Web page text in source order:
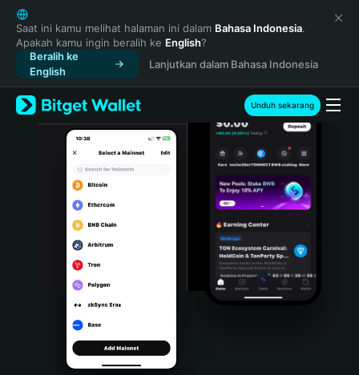
English
日本語
Tiếng Việt
Русский
Español (Latinoamérica)
Türkçe
Italiano
Português (Portugal)
Bahasa Indonesia
Português (Brasil)
Español (Argentina)
Saat ini kamu melihat halaman ini dalam Bahasa Indonesia.
Apakah kamu ingin beralih ke English?
Beralih ke
English
Lanjutkan dalam Bahasa Indonesia
Unduh sekarang